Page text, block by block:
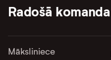
Radošā komanda
Māksliniece